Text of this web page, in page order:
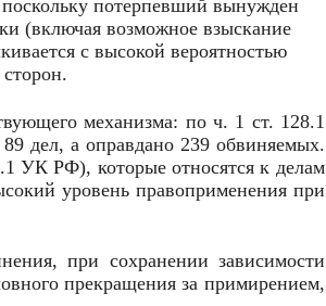
потерпевший вынужден
(включая возможное взыскание
с высокой вероятностью
механизма: по ч. 1 ст. 128.1
дел, а оправдано 239 обвиняемых.
УК РФ), которые относятся к делам
уровень правоприменения при
при сохранении зависимости
прекращения за примирением,